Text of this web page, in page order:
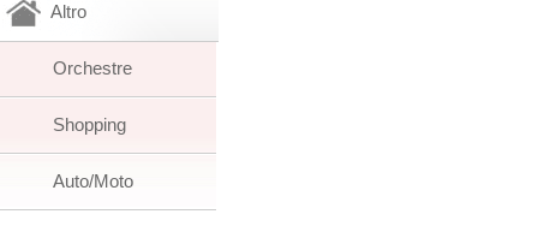
Altro
Orchestre
Shopping
Auto/Moto